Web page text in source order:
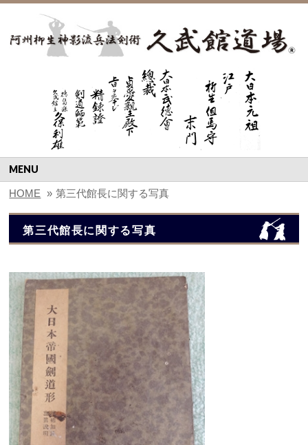
MENU
HOME » 第三代館長に関する写真
第三代館長に関する写真